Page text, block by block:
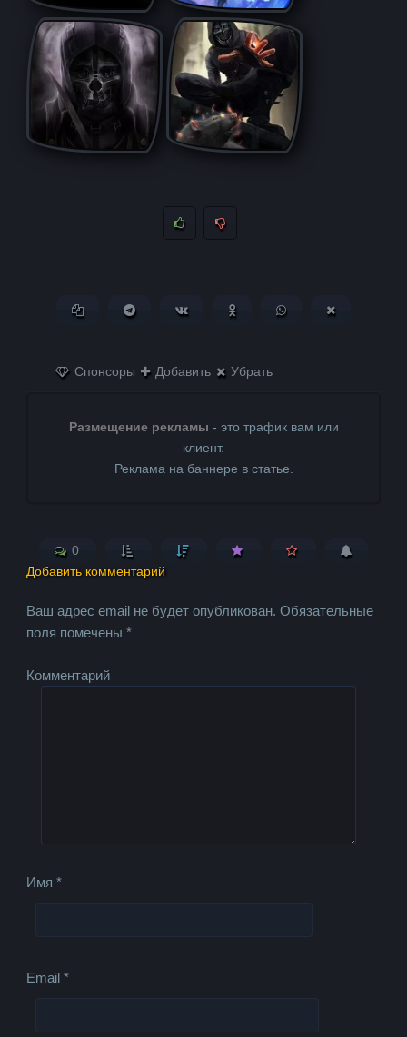
Копировать ссылкуПоделиться в Telegram
Поделиться ВКонтактеПоделиться в
Поделиться в
Спонсоры Добавить Убрать
Размещение рекламы - это трафик вам или
клиент.
Реклама на баннере в статье.
0
Добавить комментарий
Ваш адрес email не будет опубликован. Обязательные
поля помечены*
Комментарий
Имя*
Email*